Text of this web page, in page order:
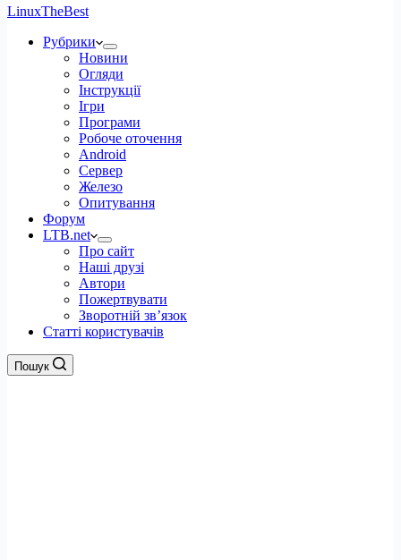
LinuxTheBest
Рубрики
Новини
Огляди
Інструкції
Ігри
Програми
Робоче оточення
Android
Сервер
Железо
Опитування
Форум
LTB.net
Про сайт
Наші друзі
Автори
Пожертвувати
Зворотній зв’язок
Статті користувачів
Пошук